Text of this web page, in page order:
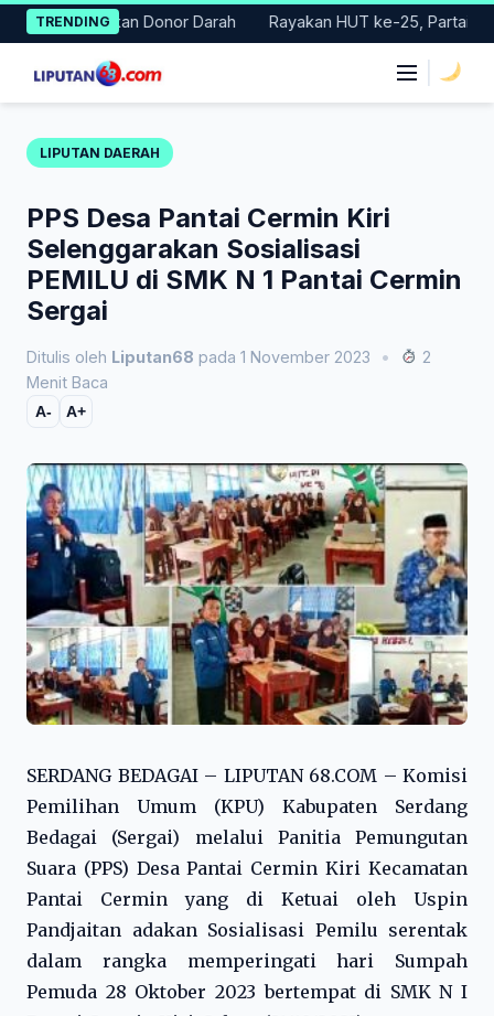
Skip
to
content
TRENDING
Gerakan Donor Darah Rayakan HUT ke-25, Partai
LIPUTAN DAERAH
PPS Desa Pantai Cermin Kiri
Selenggarakan Sosialisasi
PEMILU di SMK N 1 Pantai Cermin
Sergai
Ditulis oleh Liputan68 pada 1 November 2023 •
2
Menit Baca
A- A+
SERDANG BEDAGAI – LIPUTAN 68.COM – Komisi
Pemilihan Umum (KPU) Kabupaten Serdang
Bedagai (Sergai) melalui Panitia Pemungutan
Suara (PPS) Desa Pantai Cermin Kiri Kecamatan
Pantai Cermin yang di Ketuai oleh Uspin
Pandjaitan adakan Sosialisasi Pemilu serentak
dalam rangka memperingati hari Sumpah
Pemuda 28 Oktober 2023 bertempat di SMK N I